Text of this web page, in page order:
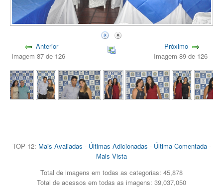
Anterior
Imagem 87 de 126
Próximo
Imagem 89 de 126
TOP 12: Mais Avaliadas - Últimas Adicionadas - Última Comentada-
Mais Vista
Total de imagens em todas as categorias: 45,878
Total de acessos em todas as imagens: 39,037,050